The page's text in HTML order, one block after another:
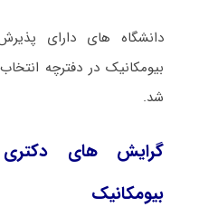
دانشگاه های دارای
بیومکانیک در دفترچه
شد.
گرایش های
بیومکانیک